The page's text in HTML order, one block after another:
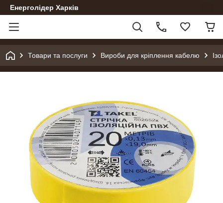
Енерголідер Харків
Товари та послуги Вироби для кріплення кабелю